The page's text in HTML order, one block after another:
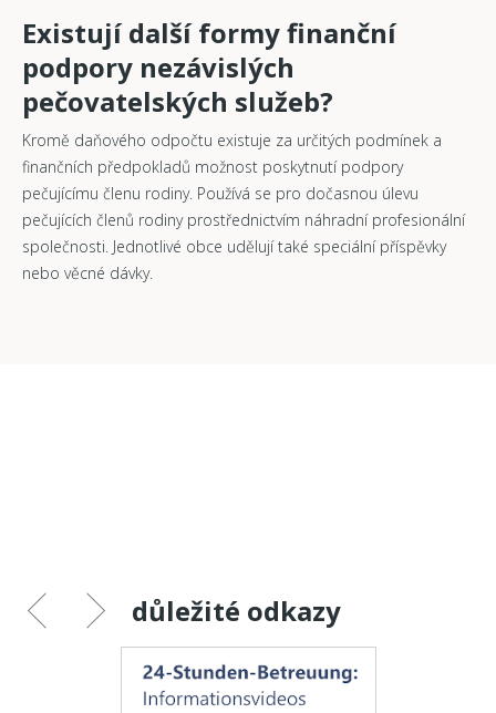
Existují další formy finanční
podpory nezávislých
pečovatelských služeb?
Kromě daňového odpočtu existuje za určitých podmínek a
finančních předpokladů možnost poskytnutí podpory
pečujícímu členu rodiny. Používá se pro dočasnou úlevu
pečujících členů rodiny prostřednictvím náhradní profesionální
společnosti. Jednotlivé obce udělují také speciální příspěvky
nebo věcné dávky.
důležité odkazy